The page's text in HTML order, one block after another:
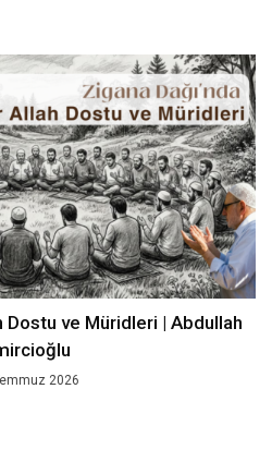
Dostu ve Müridleri | Abdullah
2026